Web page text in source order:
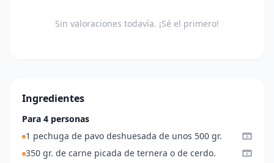
Sin valoraciones todavía. ¡Sé el primero!
Ingredientes
Para 4 personas
1 pechuga de pavo deshuesada de unos 500 gr.
350 gr. de carne picada de ternera o de cerdo.